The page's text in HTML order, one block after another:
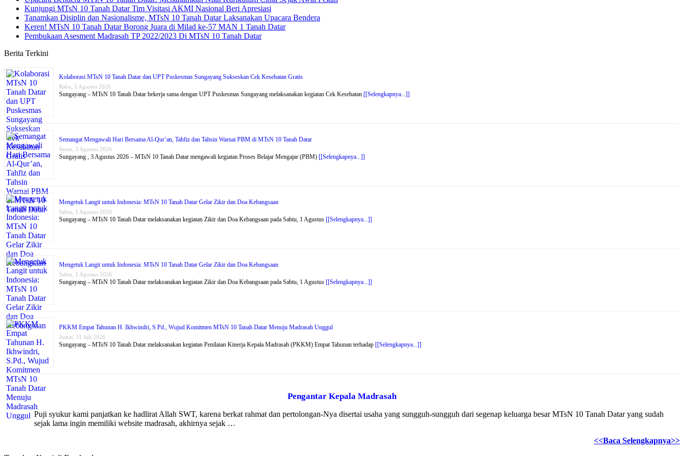
Kunjungi MTsN 10 Tanah Datar Tim Visitasi AKMI Nasional Beri Apresiasi
Tanamkan Disiplin dan Nasionalisme, MTsN 10 Tanah Datar Laksanakan Upacara Bendera
Keren! MTsN 10 Tanah Datar Borong Juara di Milad ke-57 MAN 1 Tanah Datar
Pembukaan Asesment Madrasah TP 2022/2023 Di MTsN 10 Tanah Datar
Berita Terkini
Kolaborasi MTsN 10 Tanah Datar dan UPT Puskesmas Sungayang Sukseskan Cek Kesehatan Gratis
Rabu, 5 Agustus 2026
Sungayang – MTsN 10 Tanah Datar bekerja sama dengan UPT Puskesmas Sungayang melaksanakan kegiatan Cek Kesehatan [[Selengkapnya...]]
Semangat Mengawali Hari Bersama Al-Qur’an, Tahfiz dan Tahsin Warnai PBM di MTsN 10 Tanah Datar
Senin, 3 Agustus 2026
Sungayang , 3 Agustus 2026 – MTsN 10 Tanah Datar mengawali kegiatan Proses Belajar Mengajar (PBM) [[Selengkapnya...]]
Mengetuk Langit untuk Indonesia: MTsN 10 Tanah Datar Gelar Zikir dan Doa Kebangsaan
Sabtu, 1 Agustus 2026
Sungayang – MTsN 10 Tanah Datar melaksanakan kegiatan Zikir dan Doa Kebangsaan pada Sabtu, 1 Agustus [[Selengkapnya...]]
Mengetuk Langit untuk Indonesia: MTsN 10 Tanah Datar Gelar Zikir dan Doa Kebangsaan
Sabtu, 1 Agustus 2026
Sungayang – MTsN 10 Tanah Datar melaksanakan kegiatan Zikir dan Doa Kebangsaan pada Sabtu, 1 Agustus [[Selengkapnya...]]
PKKM Empat Tahunan H. Ikhwindri, S.Pd., Wujud Komitmen MTsN 10 Tanah Datar Menuju Madrasah Unggul
Jumat, 31 Juli 2026
Sungayang – MTsN 10 Tanah Datar melaksanakan kegiatan Penilaian Kinerja Kepala Madrasah (PKKM) Empat Tahunan terhadap [[Selengkapnya...]]
Pengantar Kepala Madrasah
Puji syukur kami panjatkan ke hadlirat Allah SWT, karena berkat rahmat dan pertolongan-Nya disertai usaha yang sungguh-sungguh dari segenap keluarga besar MTsN 10 Tanah Datar yang sudah
sejak lama ingin memiliki website madrasah, akhirnya sejak …
<<Baca Selengkapnya>>